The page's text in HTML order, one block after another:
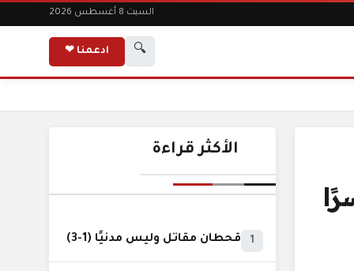
السبت 8 أغسطس 2026
🔍 ادعمنا ❤
الأكثر قراءة
1 قحطان مقاتل وليس مدنيًا (1-3)